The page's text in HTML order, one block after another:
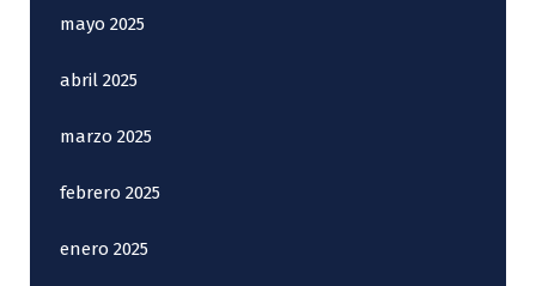
mayo 2025
abril 2025
marzo 2025
febrero 2025
enero 2025